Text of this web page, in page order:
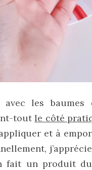
avec les baumes
toutle côté
et à
j’apprécie
fait un produit